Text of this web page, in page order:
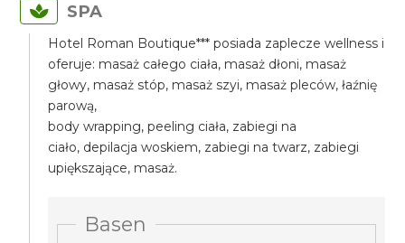
SPA
Hotel Roman Boutique*** posiada zaplecze wellness i
oferuje: masaż całego ciała, masaż dłoni, masaż
głowy, masaż stóp, masaż szyi, masaż pleców, łaźnię
parową,
body wrapping, peeling ciała, zabiegi na
ciało, depilacja woskiem, zabiegi na twarz, zabiegi
upiększające, masaż.
Basen